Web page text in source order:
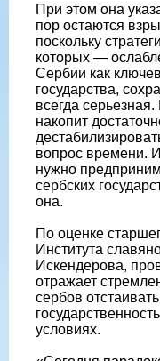
При этом она
пор остаются
поскольку
которых —
Сербии как
государства,
всегда
накопит
вопрос времени.
нужно
сербских
она.
По оценке
Института
Искендерова,
отражает
сербов
условиях.